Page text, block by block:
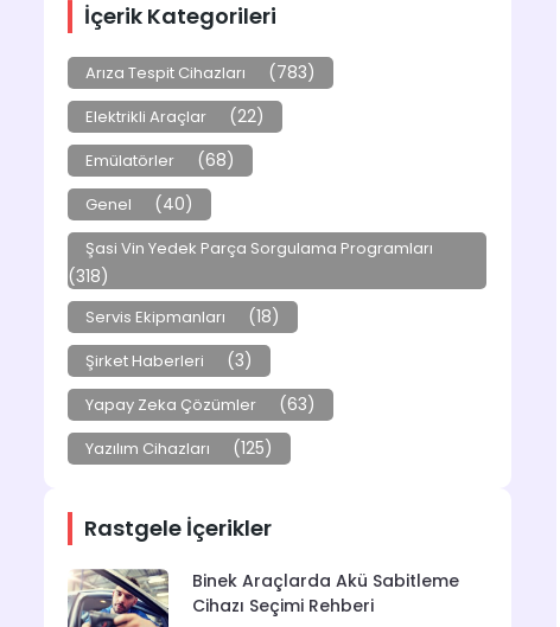
İçerik Kategorileri
Arıza Tespit Cihazları (783)
Elektrikli Araçlar (22)
Emülatörler (68)
Genel (40)
Şasi Vin Yedek Parça Sorgulama Programları
(318)
Servis Ekipmanları (18)
Şirket Haberleri (3)
Yapay Zeka Çözümler (63)
Yazılım Cihazları (125)
Rastgele İçerikler
Binek Araçlarda Akü Sabitleme
Cihazı Seçimi Rehberi